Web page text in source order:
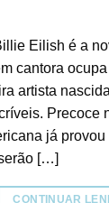
Eilish é a
cantora
artista
Precoce
já
[…]
CONTINUAR